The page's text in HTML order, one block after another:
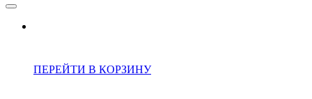
ПЕРЕЙТИ В КОРЗИНУ